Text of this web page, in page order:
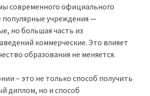
современного официального
популярные учреждения —
но большая часть из
коммерческие. Это влияет
образования не меняется.
– это не только способ получить
диплом, но и способ